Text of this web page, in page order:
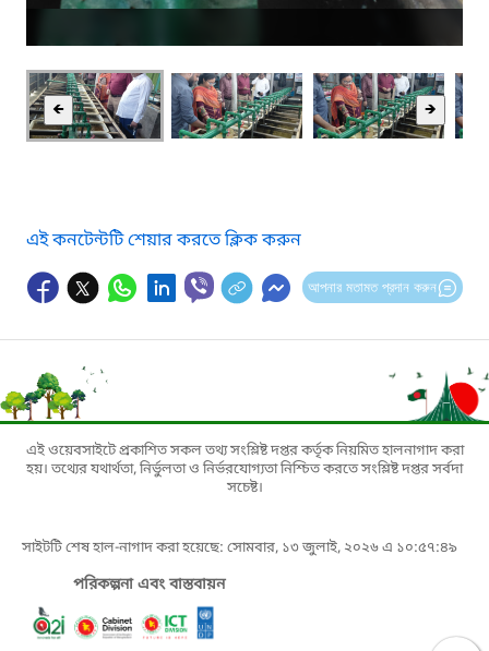
🡸 🡺
এই কনটেন্টটি শেয়ার করতে ক্লিক করুন
আপনার মতামত প্রদান করুন
এই ওয়েবসাইটে প্রকাশিত সকল তথ্য সংশ্লিষ্ট দপ্তর কর্তৃক নিয়মিত হালনাগাদ করা
হয়। তথ্যের যথার্থতা, নির্ভুলতা ও নির্ভরযোগ্যতা নিশ্চিত করতে সংশ্লিষ্ট দপ্তর সর্বদা
সচেষ্ট।
সাইটটি শেষ হাল-নাগাদ করা হয়েছে: সোমবার, ১৩ জুলাই, ২০২৬ এ ১০:৫৭:৪৯
পরিকল্পনা এবং বাস্তবায়ন